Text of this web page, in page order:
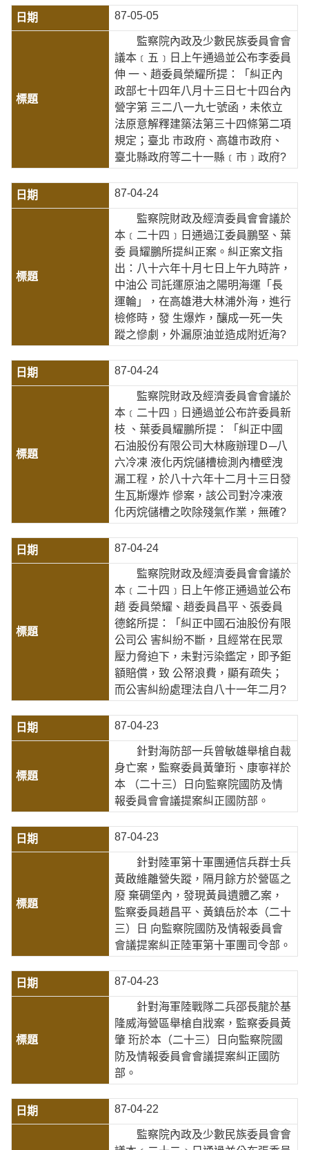
87-05-05
監察院內政及少數民族委員會會
議本﹝五﹞日上午通過並公布李委員
伸 一、趙委員榮耀所提：「糾正內
政部七十四年八月十三日七十四台內
營字第 三二八一九七號函，未依立
法原意解釋建築法第三十四條第二項
規定；臺北 市政府、高雄市政府、
臺北縣政府等二十一縣﹝市﹞政府?
87-04-24
監察院財政及經濟委員會會議於
本﹝二十四﹞日通過江委員鵬堅、葉
委 員耀鵬所提糾正案。糾正案文指
出：八十六年十月七日上午九時許，
中油公 司託運原油之陽明海運「長
運輪」，在高雄港大林浦外海，進行
檢修時，發 生爆炸，釀成一死一失
蹤之慘劇，外漏原油並造成附近海?
87-04-24
監察院財政及經濟委員會會議於
本﹝二十四﹞日通過並公布許委員新
枝 、葉委員耀鵬所提：「糾正中國
石油股份有限公司大林廠辦理Ｄ─八
六冷凍 液化丙烷儲槽檢測內槽壁洩
漏工程，於八十六年十二月十三日發
生瓦斯爆炸 慘案，該公司對冷凍液
化丙烷儲槽之吹除殘氣作業，無確?
87-04-24
監察院財政及經濟委員會會議於
本﹝二十四﹞日上午修正通過並公布
趙 委員榮耀、趙委員昌平、張委員
德銘所提：「糾正中國石油股份有限
公司公 害糾紛不斷，且經常在民眾
壓力脅迫下，未對污染鑑定，即予鉅
額賠償，致 公帑浪費，顯有疏失；
而公害糾紛處理法自八十一年二月?
87-04-23
針對海防部一兵曾敏雄舉槍自裁
身亡案，監察委員黃肇珩、康寧祥於
本 （二十三）日向監察院國防及情
報委員會會議提案糾正國防部。
87-04-23
針對陸軍第十軍團通信兵群士兵
黃啟維離營失蹤，隔月餘方於營區之
廢 棄碉堡內，發現黃員遺體乙案，
監察委員趙昌平、黃鎮岳於本（二十
三）日 向監察院國防及情報委員會
會議提案糾正陸軍第十軍團司令部。
87-04-23
針對海軍陸戰隊二兵邵長龍於基
隆威海營區舉槍自戕案，監察委員黃
肇 珩於本（二十三）日向監察院國
防及情報委員會會議提案糾正國防
部。
87-04-22
監察院內政及少數民族委員會會